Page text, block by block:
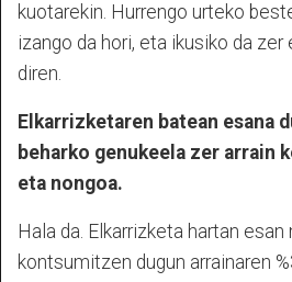
kuotarekin. Hurrengo urteko
izango da hori, eta ikusiko da
diren.
Elkarrizketaren batean esana
beharko genukeela zer arrain
eta nongoa.
Hala da. Elkarrizketa hartan esan
kontsumitzen dugun arrainaren